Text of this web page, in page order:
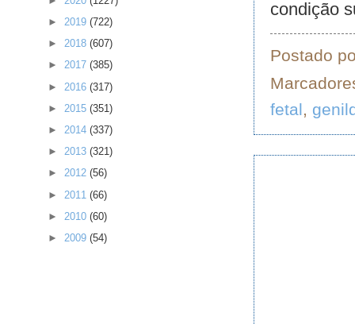
condição
Postado
fetal
► 2019 (722)
► 2018 (607)
► 2017 (385)
► 2016 (317)
► 2015 (351)
► 2014 (337)
► 2013 (321)
► 2012 (56)
► 2011 (66)
► 2010 (60)
► 2009 (54)